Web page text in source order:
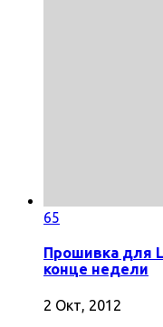
65
Прошивка для
конце недели
2 Окт, 2012